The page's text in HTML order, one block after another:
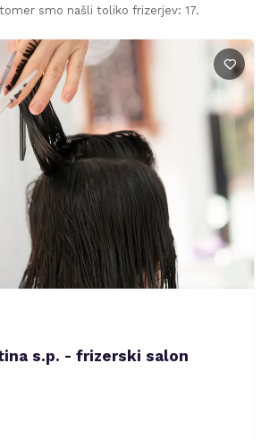
smo našli toliko frizerjev: 17.
s.p. - frizerski salon